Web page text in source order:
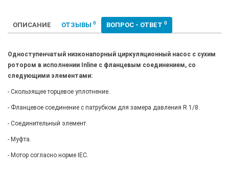
ОПИСАНИЕ ОТЗЫВЫ 0 ВОПРОС - ОТВЕТ 0
Одноступенчатый низконапорный циркуляционный насос с сухим
ротором в исполнении Inline с фланцевым соединением, со
следующими элементами:
- Скользящее торцевое уплотнение.
- Фланцевое соединение с патрубком для замера давления R 1/8.
- Соединительный элемент.
- Муфта.
- Мотор согласно норме IEC.